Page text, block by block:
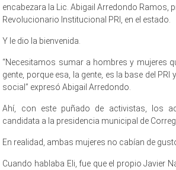
encabezara la Lic. Abigail Arredondo Ramos,
Revolucionario Institucional PRI, en el estado.
Y le dio la bienvenida.
“Necesitamos sumar a hombres y mujeres
gente, porque esa, la gente, es la base del
social” expresó Abigail Arredondo.
Ahí, con este puñado de activistas, los
candidata a la presidencia municipal de
En realidad, ambas mujeres no cabían de
Cuando hablaba Eli, fue que el propio Javier